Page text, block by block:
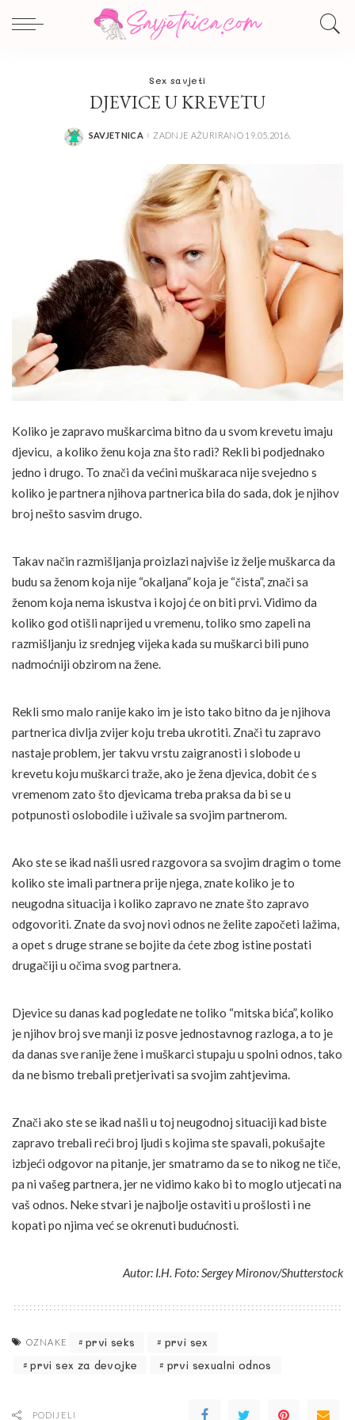
Sex savjeti
DJEVICE U KREVETU
POSTED
SAVJETNICA ZADNJE AŽURIRANO 19.05.2016.
Koliko je zapravo muškarcima bitno da u svom krevetu imaju
djevicu, a koliko ženu koja zna što radi? Rekli bi podjednako
jedno i drugo. To znači da većini muškaraca nije svejedno s
koliko je partnera njihova partnerica bila do sada, dok je njihov
broj nešto sasvim drugo.
Takav način razmišljanja proizlazi najviše iz želje muškarca da
budu sa ženom koja nije “okaljana” koja je “čista”, znači sa
ženom koja nema iskustva i kojoj će on biti prvi. Vidimo da
koliko god otišli naprijed u vremenu, toliko smo zapeli na
razmišljanju iz srednjeg vijeka kada su muškarci bili puno
nadmoćniji obzirom na žene.
Rekli smo malo ranije kako im je isto tako bitno da je njihova
partnerica divlja zvijer koju treba ukrotiti. Znači tu zapravo
nastaje problem, jer takvu vrstu zaigranosti i slobode u
krevetu koju muškarci traže, ako je žena djevica, dobit će s
vremenom zato što djevicama treba praksa da bi se u
potpunosti oslobodile i uživale sa svojim partnerom.
Ako ste se ikad našli usred razgovora sa svojim dragim o tome
koliko ste imali partnera prije njega, znate koliko je to
neugodna situacija i koliko zapravo ne znate što zapravo
odgovoriti. Znate da svoj novi odnos ne želite započeti lažima,
a opet s druge strane se bojite da ćete zbog istine postati
drugačiji u očima svog partnera.
Djevice su danas kad pogledate ne toliko “mitska bića”, koliko
je njihov broj sve manji iz posve jednostavnog razloga, a to je
da danas sve ranije žene i muškarci stupaju u spolni odnos, tako
da ne bismo trebali pretjerivati sa svojim zahtjevima.
Znači ako ste se ikad našli u toj neugodnoj situaciji kad biste
zapravo trebali reći broj ljudi s kojima ste spavali, pokušajte
izbjeći odgovor na pitanje, jer smatramo da se to nikog ne tiče,
pa ni vašeg partnera, jer ne vidimo kako bi to moglo utjecati na
vaš odnos. Neke stvari je najbolje ostaviti u prošlosti i ne
kopati po njima već se okrenuti budućnosti.
Autor: I.H. Foto: Sergey Mironov/Shutterstock
OZNAKE prvi seks
prvi sex
prvi sex za devojke
prvi sexualni odnos
PODIJELI